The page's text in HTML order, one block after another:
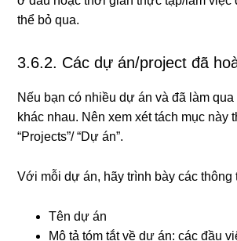
thể bỏ qua.
3.6.2. Các dự án/project đã
Nếu bạn có nhiều dự án và đã làm
khác nhau. Nên xem xét tách mục này
“Projects”/ “Dự án”.
Với mỗi dự án, hãy trình bày các thông
Tên dự án
Mô tả tóm tắt về dự án: các đầu